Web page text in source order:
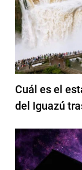
Cuál es el
del Iguazú